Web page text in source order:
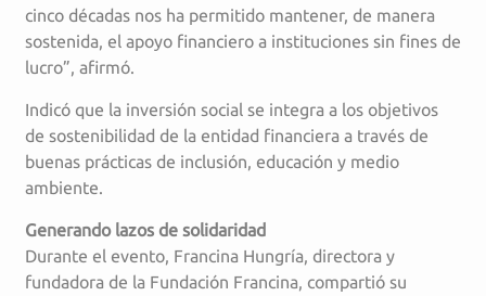
cinco décadas nos ha permitido mantener, de manera
sostenida, el apoyo financiero a instituciones sin fines de
lucro”, afirmó.
Indicó que la inversión social se integra a los objetivos
de sostenibilidad de la entidad financiera a través de
buenas prácticas de inclusión, educación y medio
ambiente.
Generando lazos de solidaridad
Durante el evento, Francina Hungría, directora y
fundadora de la Fundación Francina, compartió su